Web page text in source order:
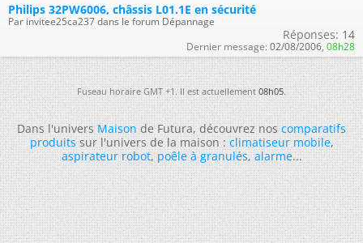
Philips 32PW6006, châssis L01.1E en sécurité
Par invitee25ca237 dans le forum Dépannage
Réponses: 14
Dernier message: 02/08/2006, 08h28
Fuseau horaire GMT +1. Il est actuellement08h05.
Dans l'universMaisonde Futura, découvrez noscomparatifs
produitssur l'univers de la maison :climatiseur mobile,
aspirateur robot,poêle à granulés,alarme...